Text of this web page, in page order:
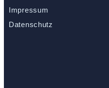
Impressum
Datenschutz